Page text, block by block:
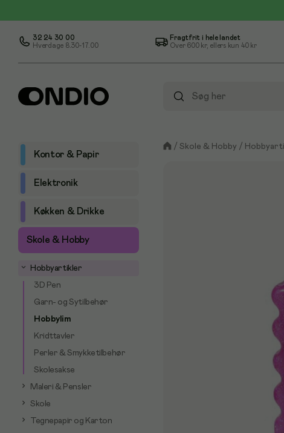
32 24 30 00
Hverdage 8.30-17.00
Fragtfrit i hele landet
Over 600 kr, ellers kun 40 kr
Kontor & Papir
Elektronik
Køkken & Drikke
Skole & Hobby
Hobbyartikler
3D Pen
Garn- og Sytilbehør
Hobbylim
Kridttavler
Perler & Smykketilbehør
Skolesakse
Maleri & Pensler
Skole
Tegnepapir og Karton
/ Skole & Hobby /